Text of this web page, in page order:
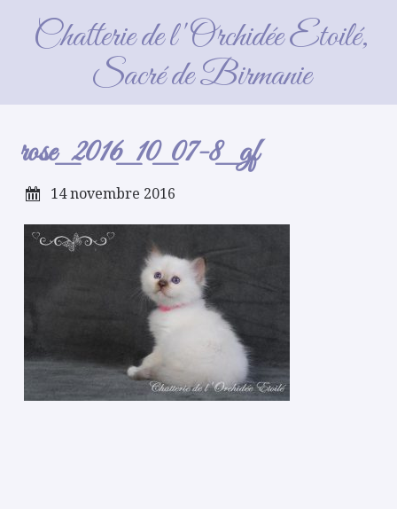
Chatterie de l'Orchidée Etoilé,
Sacré de Birmanie
rose_2016_10_07-8_gf
rose_2016_10_07-8_gf
14 novembre 2016